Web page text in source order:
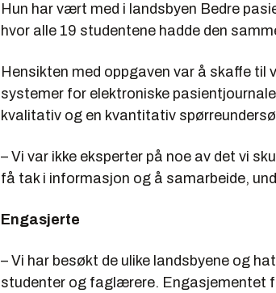
Hun har vært med i landsbyen Bedre
hvor alle 19 studentene hadde den
Hensikten med oppgaven var å skaffe
systemer for elektroniske
kvalitativ og en kvantitativ
– Vi var ikke eksperter på noe av det vi
få tak i informasjon og å samarbeide,
Engasjerte
– Vi har besøkt de ulike landsbyene og
studenter og faglærere. Engasjementet